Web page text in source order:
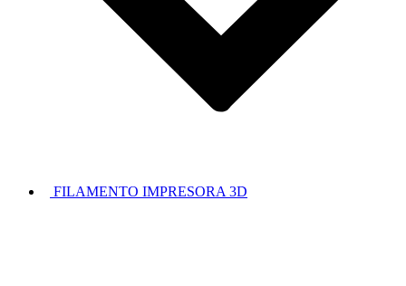
FILAMENTO IMPRESORA 3D